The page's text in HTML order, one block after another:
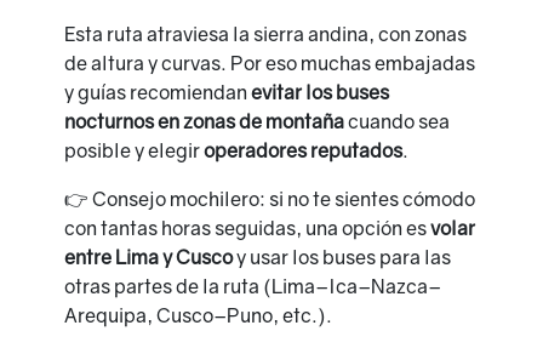
Esta ruta atraviesa la sierra andina, con zonas
de altura y curvas. Por eso muchas embajadas
y guías recomiendanevitar los buses
nocturnos en zonas de montañacuando sea
posible y elegiroperadores reputados.
👉 Consejo mochilero: si no te sientes cómodo
con tantas horas seguidas, una opción esvolar
entre Lima y Cuscoy usar los buses para las
otras partes de la ruta (Lima–Ica–Nazca–
Arequipa, Cusco–Puno, etc.).